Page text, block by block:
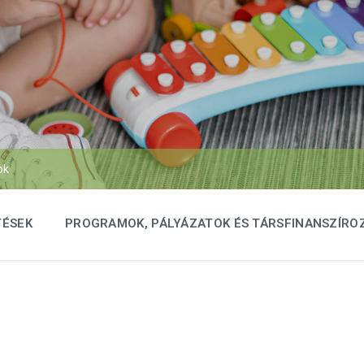
PROGRAMOK, PÁLYÁZATOK ÉS